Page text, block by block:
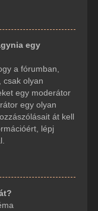
egy
a fórumban,
csak olyan
egy moderátor
egy olyan
át kell
lépj